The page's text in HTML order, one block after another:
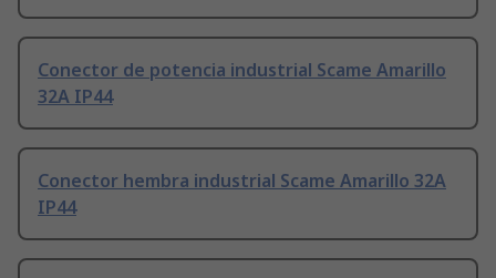
Conector de potencia industrial Scame Amarillo
32A IP44
Conector hembra industrial Scame Amarillo 32A
IP44